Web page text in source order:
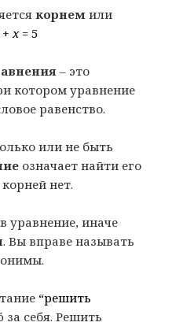
корнем или
+x= 5
– это
котором уравнение
равенство.
или не быть
означает найти его
нет.
иначе
. Вы вправе называть
“решить
за себя. Решить